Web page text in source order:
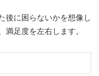
後に困らないかを想像し
満足度を左右します。